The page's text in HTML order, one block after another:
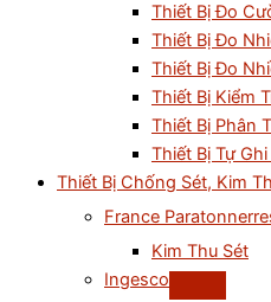
Thiết Bị Đo
Thiết Bị Đo
Thiết Bị Đo
Thiết Bị Kiểm
Thiết Bị Phân
Thiết Bị Tự
Thiết Bị Chống Sét, Kim
France
Kim Thu Sét
Ingesco